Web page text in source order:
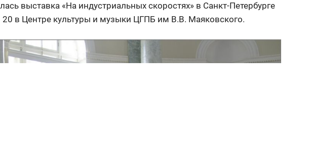
выставка «На индустриальных скоростях» в Санкт-Петербурге
в Центре культуры и музыки ЦГПБ им В.В. Маяковского.